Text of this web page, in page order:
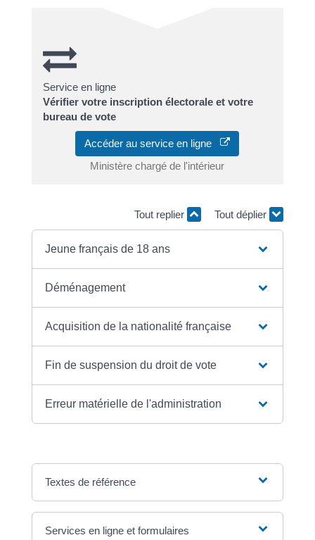
Service en ligne
Vérifier votre inscription électorale et votre
bureau de vote
Accéder au service en ligne
Ministère chargé de l'intérieur
Tout replier Tout déplier
Jeune français de 18 ans
Déménagement
Acquisition de la nationalité française
Fin de suspension du droit de vote
Erreur matérielle de l'administration
Textes de référence
Services en ligne et formulaires